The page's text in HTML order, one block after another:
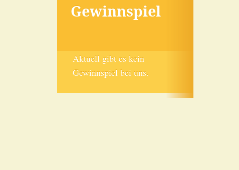
Gewinnspiel
Aktuell gibt es kein
Gewinnspiel bei uns.